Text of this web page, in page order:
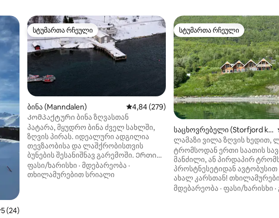
შეფასებაა 5‑დან 5, 24 მიმოხილვა
5 (24)
სტუმართა რჩეული
სტუმართა რჩეული
ბინა (Manndalen) საშუალო შეფასებაა 5‑დან 4,84, 279
4,84 (279)
Კომპაქტური ბინა ზღვასთან
პატარა, მყუდრო ბინა ძველ სახლში,
ზღვის პირას. იდეალური ადგილია
თევზაობისა და ლაშქრობისთვის
ბუნების შესანიშნავ გარემოში. Ერთი
საძინებელი, სააბაზანო, სამზარეულო
და მისაღები ოთახი. E6‑სთან ახლოს,
ფასი/ხარისხი · მდებარეობა ·
თხილამურებით სრიალი
სტუმართა რჩეული
სტუმართა რჩეული
საცხოვრებელი (Storfjord ko
mmune)
ლამაზი ვილა ზღვის ხედით,
და ტამოკს შორის
ტრომსოდან ერთი საათის
მანძილი, ან პირდაპირ
პროსტნესეტიდან ავტობუსით
ახალ კარსთან!
სრიალი, საფეხმავლო
მდებარეობა · ფასი/ხარისხი ·